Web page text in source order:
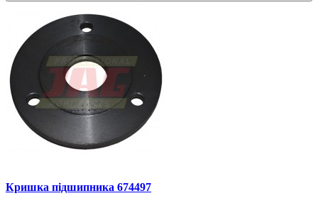
Кришка підшипника 674497